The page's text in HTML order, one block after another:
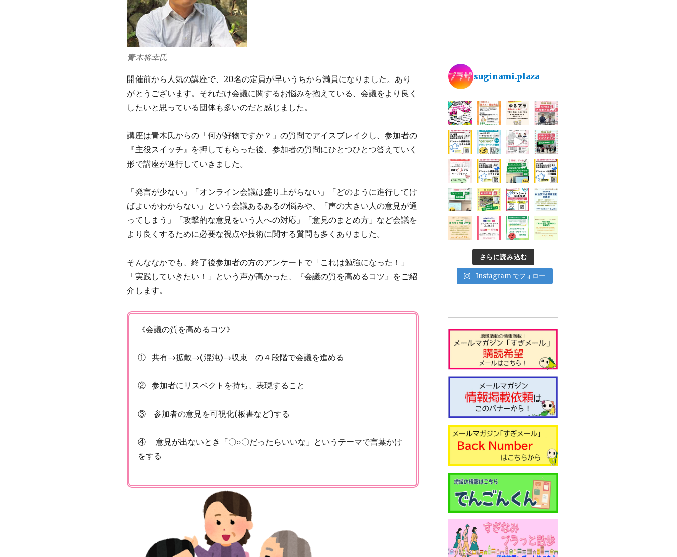
青木将幸氏
開催前から人気の講座で、20名の定員が早いうちから満員になりました。あり
がとうございます。それだけ会議に関するお悩みを抱えている、会議をより良く
したいと思っている団体も多いのだと感じました。
講座は青木氏からの「何が好物ですか？」の質問でアイスブレイクし、参加者の
『主役スイッチ』を押してもらった後、参加者の質問にひとつひとつ答えていく
形で講座が進行していきました。
「発言が少ない」「オンライン会議は盛り上がらない」「どのように進行してけ
ばよいかわからない」という会議あるあるの悩みや、「声の大きい人の意見が通
ってしまう」「攻撃的な意見をいう人への対応」「意見のまとめ方」など会議を
より良くするために必要な視点や技術に関する質問も多くありました。
そんななかでも、終了後参加者の方のアンケートで「これは勉強になった！」
「実践していきたい！」という声が高かった、『会議の質を高めるコツ』をご紹
介します。
《会議の質を高めるコツ》
① 共有→拡散→(混沌)→収束 の４段階で会議を進める
② 参加者にリスペクトを持ち、表現すること
③ 参加者の意見を可視化(板書など)する
④ 意見が出ないとき「〇○〇だったらいいな」というテーマで言葉かけ
をする
suginami.plaza
さらに読み込む
Instagram でフォロー